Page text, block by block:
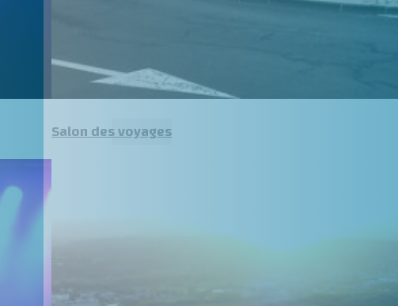
Salon des voyages